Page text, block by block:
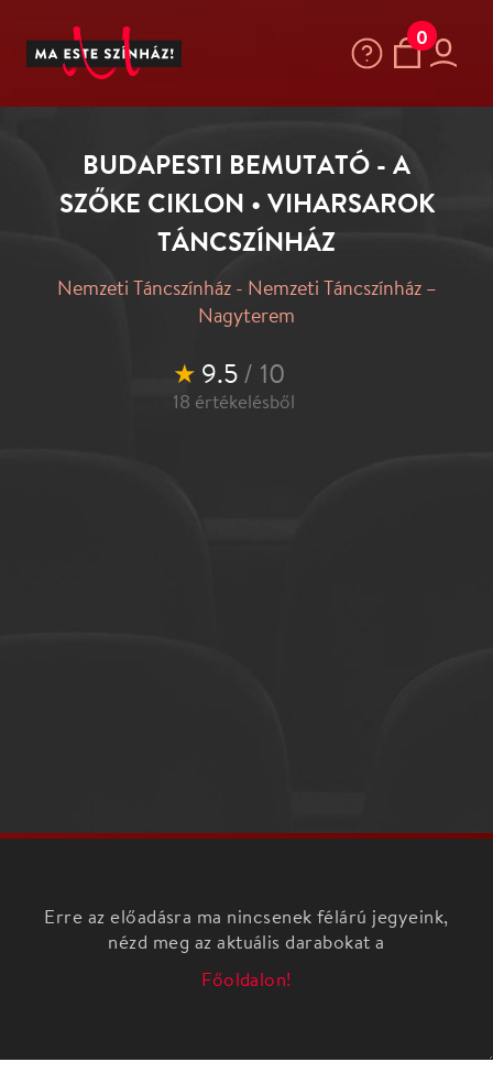
SZŐKE CIKLON • VIHARSAROK
TÁNCSZÍNHÁZ
Nemzeti Táncszínház - Nemzeti Táncszínház –
9.5/ 10
Főoldalon!
Bizony, az élet nemfenékig lektűr. Még az olyan
szakavatott tollforgatók is kerülhetnek alkotói
könyvkiadónak hetykén azt ígérte, hogy délre kész